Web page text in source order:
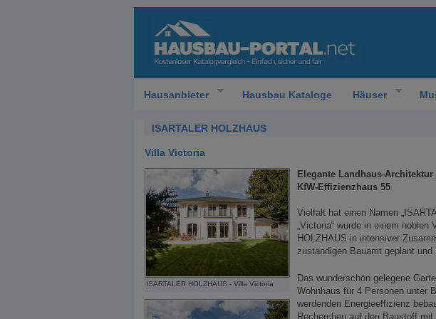
Hausanbieter Hausbau Kataloge Häuser
ISARTALER HOLZHAUS
Villa Victoria
ISARTALER HOLZHAUS - Villa Victoria
Elegante Landhaus-
KfW-Effizienzhaus 55
Vielfalt hat einen Namen
„Victoria“ wurde in einem
HOLZHAUS in intensiver
zuständigen Bauamt geplant
Das wunderschön gelegene
Wohnhaus für 4 Personen unter
werdenden Energieeffizienz
Recherchen auf den Baustoff